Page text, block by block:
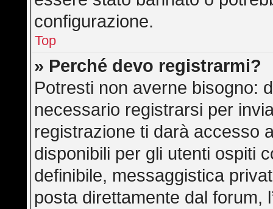
configurazione.
Top
» Perché devo registrarmi?
Potresti non averne bisogno:
necessario registrarsi per
registrazione ti darà accesso
disponibili per gli utenti ospiti
definibile, messaggistica
posta direttamente dal forum,